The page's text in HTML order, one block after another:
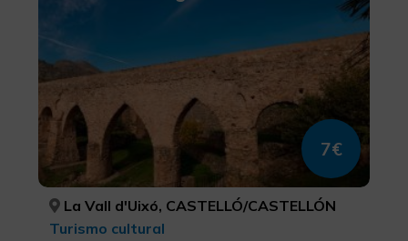
7€
La Vall d'Uixó, CASTELLÓ/CASTELLÓN
Turismo cultural